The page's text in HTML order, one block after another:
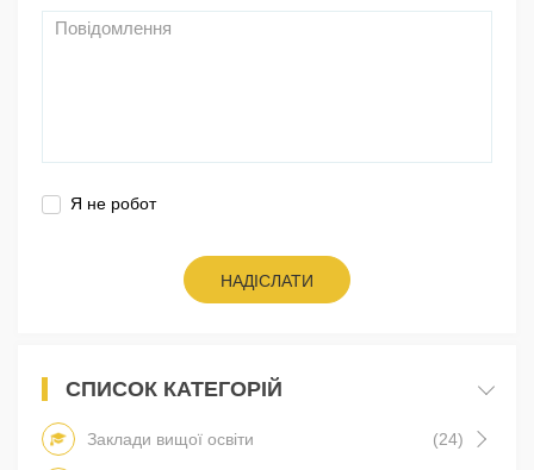
Я не робот
НАДІСЛАТИ
СПИСОК КАТЕГОРІЙ
Заклади вищої освіти (24)